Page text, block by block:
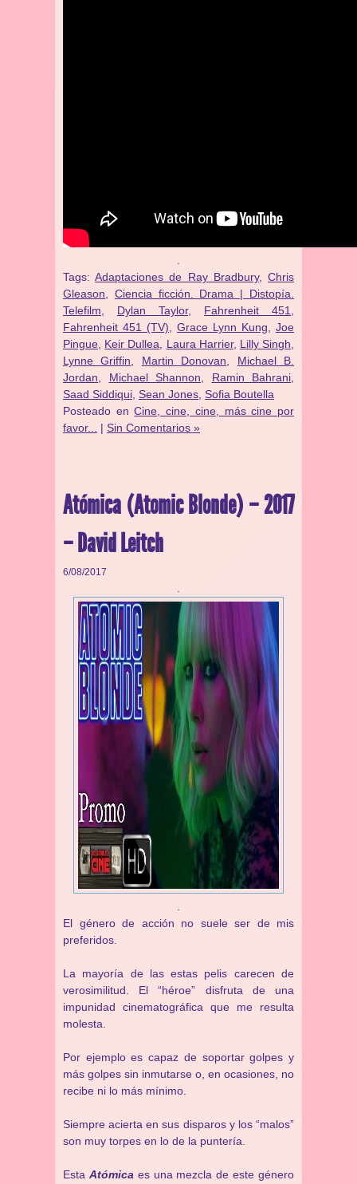
Tags:Adaptaciones de Ray Bradbury,Chris
Gleason
Ciencia ficción. Drama | Distopía.
Telefilm
Dylan Taylor, Fahrenheit 451
Fahrenheit 451 (TV)
Grace Lynn Kung
Joe
Pingue Keir Dullea Laura Harrier, Lilly Singh
Lynne Griffin
Martin Donovan
Michael B.
Jordan
Michael Shannon Ramin Bahrani
Saad Siddiqui Sean Jones Sofia Boutella
Posteado enCine, cine, cine, más cine por
favor...
| Sin Comentarios »
Atómica (Atomic Blonde) – 2017
– David Leitch
6/08/2017
El género de acción no suele ser de mis
preferidos.
La mayoría de las estas pelis carecen de
verosimilitud. El “héroe” disfruta de una
impunidad cinematográfica que me resulta
molesta.
Por ejemplo es capaz de soportar golpes y
más golpes sin inmutarse o, en ocasiones, no
recibe ni lo más mínimo.
Siempre acierta en sus disparos y los “malos”
son muy torpes en lo de la puntería.
Esta Atómica es una mezcla de este género